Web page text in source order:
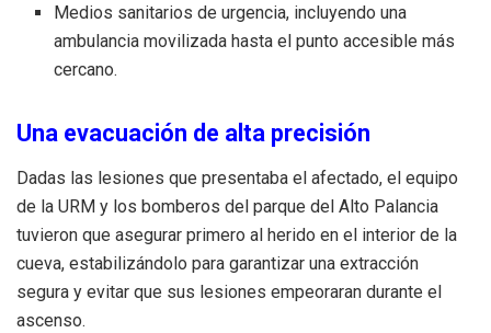
Medios sanitarios de urgencia, incluyendo una
ambulancia movilizada hasta el punto accesible más
cercano.
Una evacuación de alta precisión
Dadas las lesiones que presentaba el afectado, el equipo
de la URM y los bomberos del parque del Alto Palancia
tuvieron que asegurar primero al herido en el interior de la
cueva, estabilizándolo para garantizar una extracción
segura y evitar que sus lesiones empeoraran durante el
ascenso.